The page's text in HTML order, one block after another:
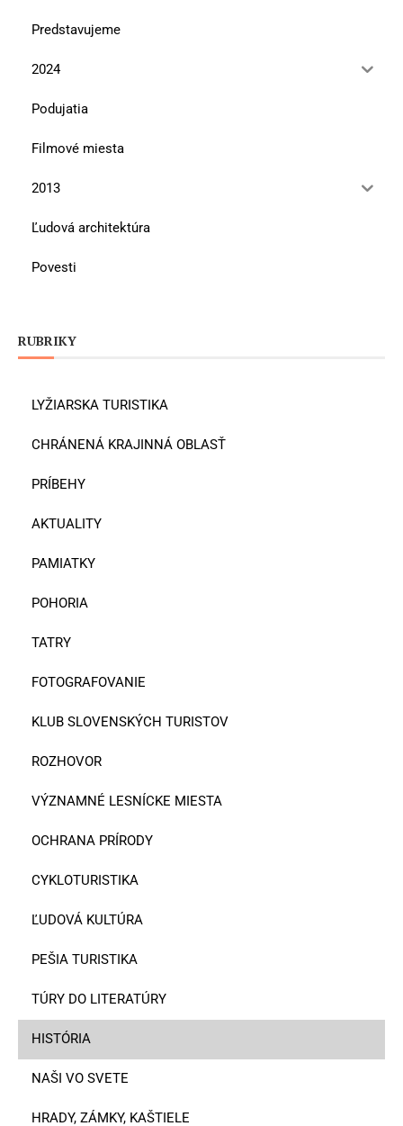
Predstavujeme
2024
Podujatia
Filmové miesta
2013
Ľudová architektúra
Povesti
RUBRIKY
LYŽIARSKA TURISTIKA
CHRÁNENÁ KRAJINNÁ OBLASŤ
PRÍBEHY
AKTUALITY
PAMIATKY
POHORIA
TATRY
FOTOGRAFOVANIE
KLUB SLOVENSKÝCH TURISTOV
ROZHOVOR
VÝZNAMNÉ LESNÍCKE MIESTA
OCHRANA PRÍRODY
CYKLOTURISTIKA
ĽUDOVÁ KULTÚRA
PEŠIA TURISTIKA
TÚRY DO LITERATÚRY
HISTÓRIA
NAŠI VO SVETE
HRADY, ZÁMKY, KAŠTIELE